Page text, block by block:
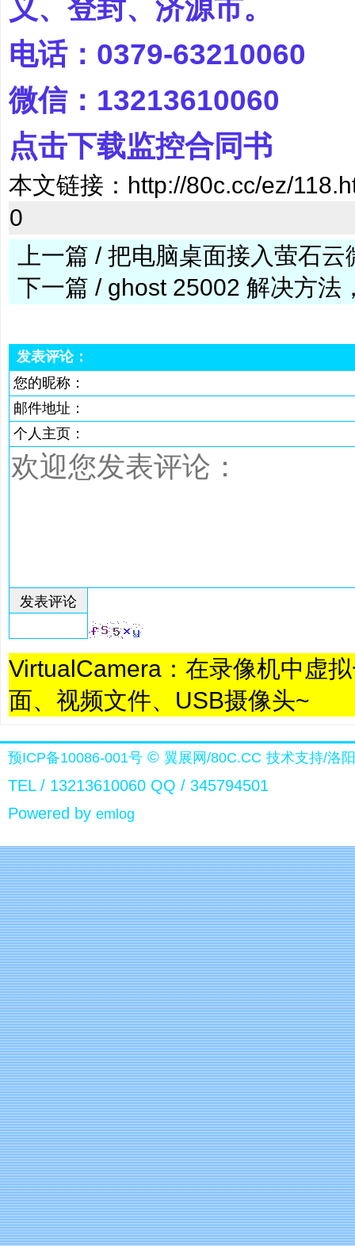
义、登封、济源市。
电话：0379-63210060
微信：13213610060
点击下载监控合同书
本文链接： http://80c.cc/ez/
0
上一篇 / 把电脑桌面接入萤石
下一篇 / ghost 25002 解决方法
发表评论：
VirtualCamera：在录像机中虚
面、视频文件、USB摄像头~
预ICP备10086-001号 © 翼展网/80C.CC 技术支持/洛
TEL / 13213610060 QQ / 345794501
Powered by emlog